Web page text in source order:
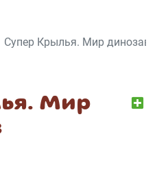
Супер Крылья. Мир
Мир